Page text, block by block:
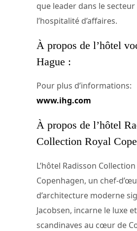
que leader dans le secteur
l’hospitalité d’affaires.
À propos de l’hôtel
Hague :
Pour plus d’informations:
www.ihg.com
À propos de l’hôtel
Collection Royal
L’hôtel Radisson
Copenhagen, un chef-
d’architecture moderne
Jacobsen, incarne le luxe
scandinaves au cœur de